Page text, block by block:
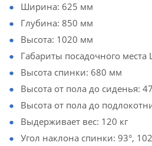
Ширина: 625 мм
Глубина: 850 мм
Высота: 1020 мм
Габариты посадочного
Высота спинки: 680 мм
Высота от пола до сиденья:
Высота от пола до
Выдерживает вес: 120 кг
Угол наклона спинки: 93°,